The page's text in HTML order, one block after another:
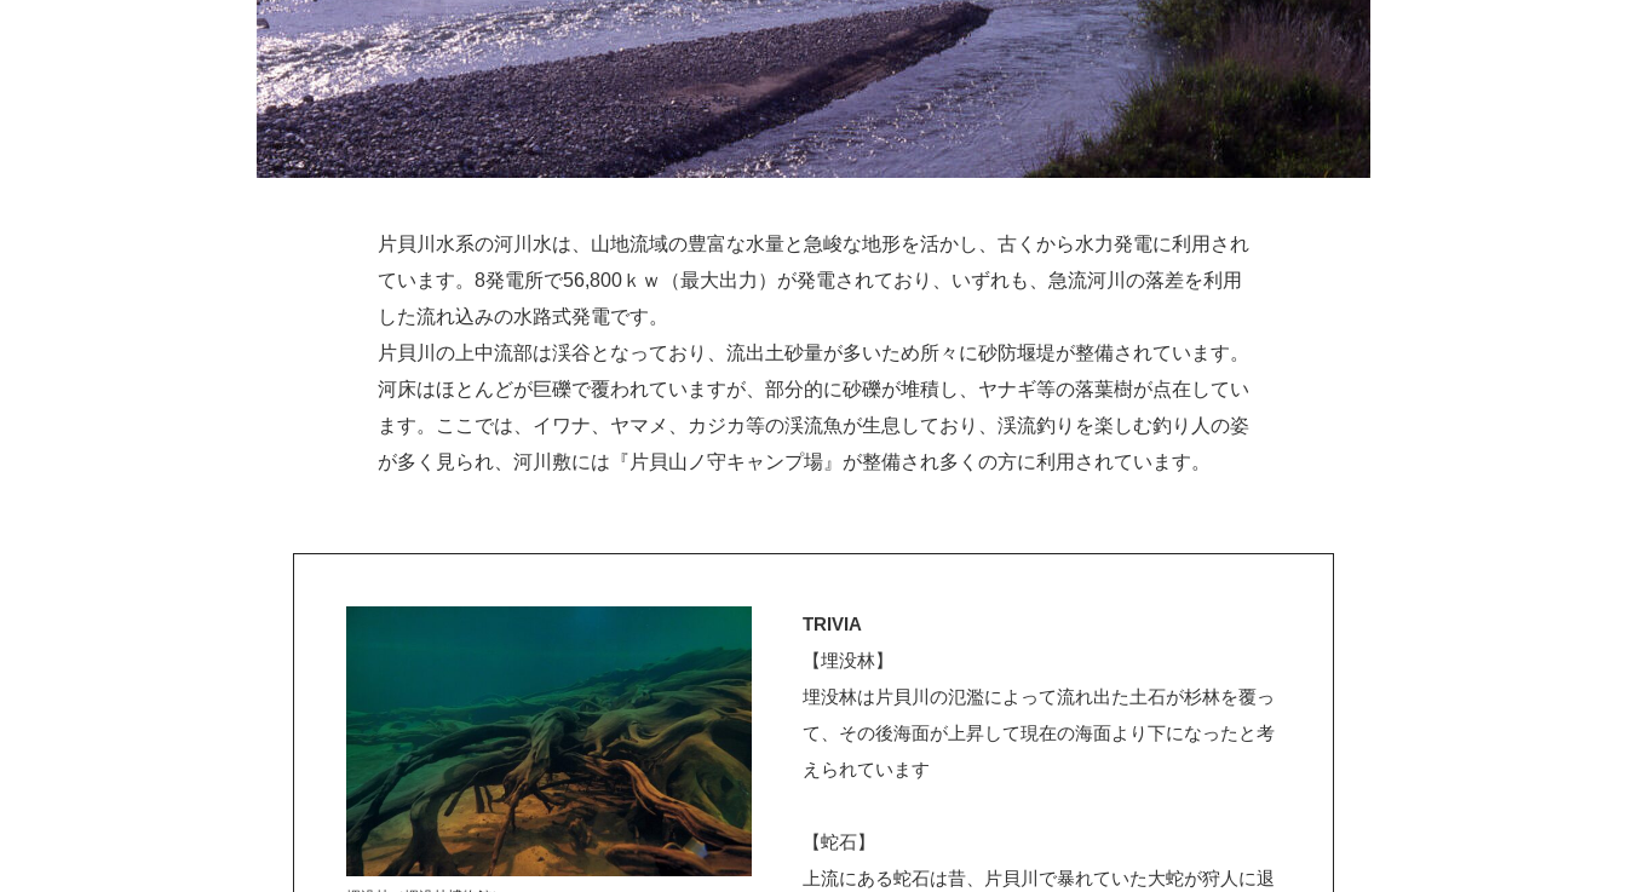
片貝川水系の河川水は、山地流域の豊富な水量と急峻な地形を活かし、古くから水力発電に利用され
ています。8発電所で56,800ｋｗ（最大出力）が発電されており、いずれも、急流河川の落差を利用
した流れ込みの水路式発電です。
片貝川の上中流部は渓谷となっており、流出土砂量が多いため所々に砂防堰堤が整備されています。
河床はほとんどが巨礫で覆われていますが、部分的に砂礫が堆積し、ヤナギ等の落葉樹が点在してい
ます。ここでは、イワナ、ヤマメ、カジカ等の渓流魚が生息しており、渓流釣りを楽しむ釣り人の姿
が多く見られ、河川敷には『片貝山ノ守キャンプ場』が整備され多くの方に利用されています。
TRIVIA
【埋没林】
埋没林は片貝川の氾濫によって流れ出た土石が杉林を覆っ
て、その後海面が上昇して現在の海面より下になったと考
えられています
【蛇石】
上流にある蛇石は昔、片貝川で暴れていた大蛇が狩人に退